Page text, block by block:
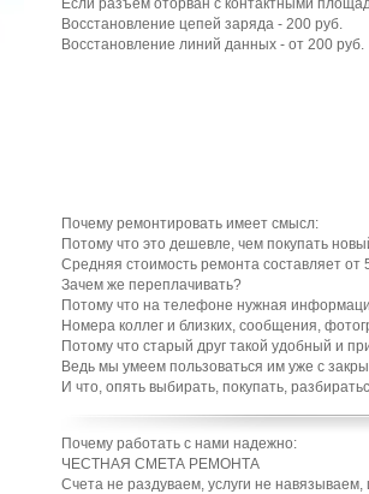
Если разъем оторван с контактными
Восстановление цепей заряда - 200 руб.
Восстановление линий данных - от 200 руб.
Почему ремонтировать имеет смысл:
Потому что это дешевле, чем покупать
Средняя стоимость ремонта составляет
Зачем же переплачивать?
Потому что на телефоне нужная
Номера коллег и близких, сообщения,
Потому что старый друг такой удобный и
Ведь мы умеем пользоваться им уже с
И что, опять выбирать, покупать,
Почему работать с нами надежно:
ЧЕСТНАЯ СМЕТА РЕМОНТА
Счета не раздуваем, услуги не